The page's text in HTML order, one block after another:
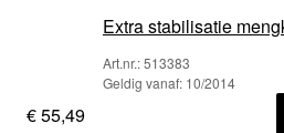
Extra stabilisatie
Art.nr.: 513383
Geldig vanaf: 10/2014
€ 55,49